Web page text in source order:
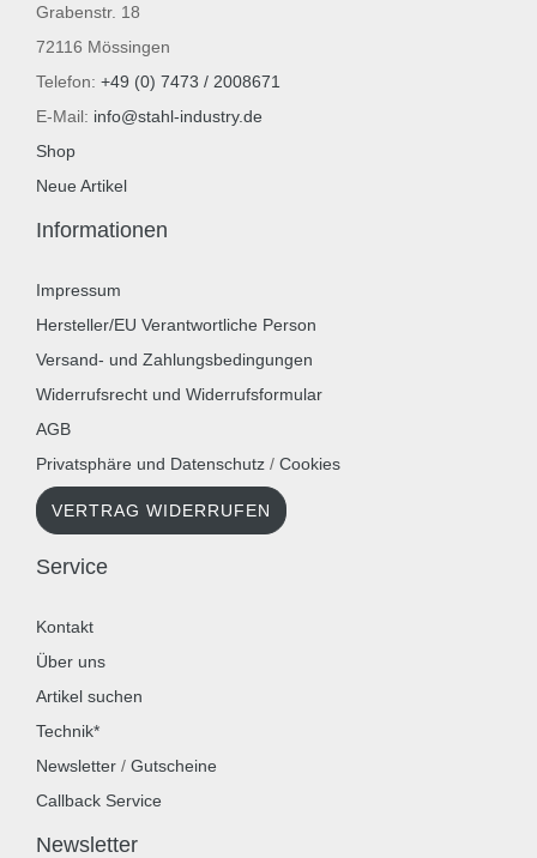
Grabenstr. 18
72116 Mössingen
Telefon: +49 (0) 7473 / 2008671
E-Mail: info@stahl-industry.de
Shop
Neue Artikel
Informationen
Impressum
Hersteller/EU Verantwortliche Person
Versand- und Zahlungsbedingungen
Widerrufsrecht und Widerrufsformular
AGB
Privatsphäre und Datenschutz / Cookies
VERTRAG WIDERRUFEN
Service
Kontakt
Über uns
Artikel suchen
Technik*
Newsletter / Gutscheine
Callback Service
Newsletter